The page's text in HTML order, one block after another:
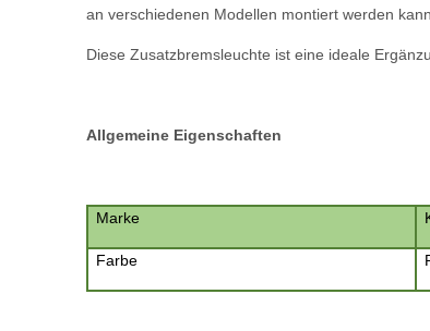
an verschiedenen Modellen montiert werden
Diese Zusatzbremsleuchte ist eine ideale
Allgemeine Eigenschaften
Marke
Farbe